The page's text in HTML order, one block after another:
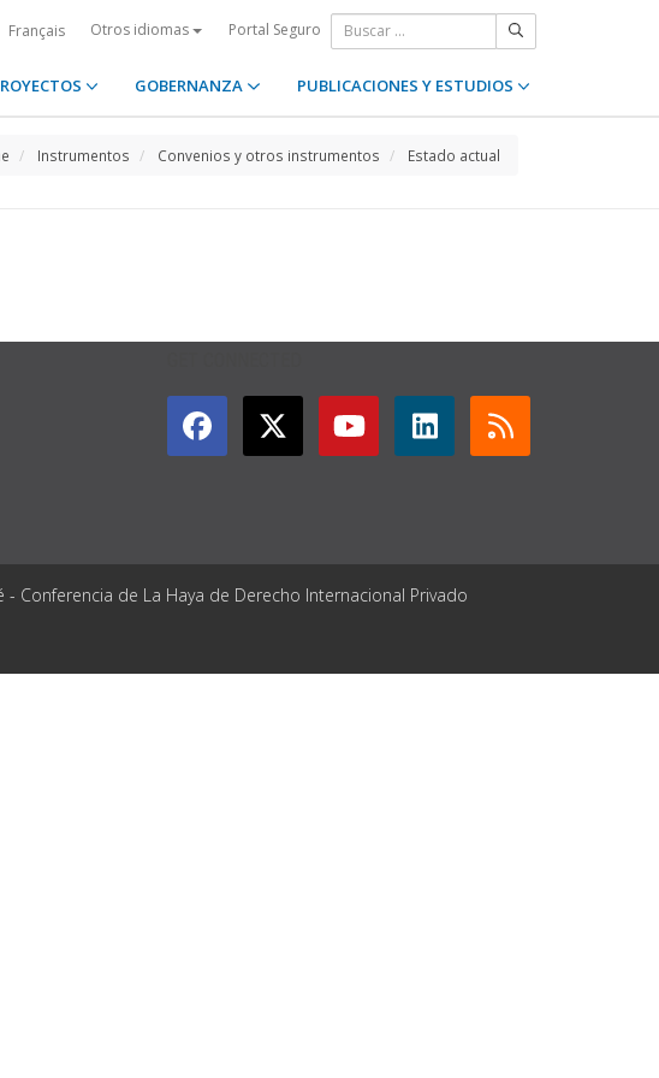
Français Otros idiomas Portal Seguro
GOBERNANZA PUBLICACIONES Y ESTUDIOS
Instrumentos Convenios y otros instrumentos Estado actual
Conferencia de La Haya de Derecho Internacional Privado